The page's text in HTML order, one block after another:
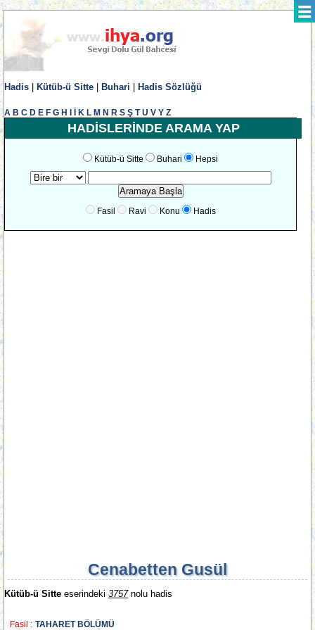
Hadis Kütüb-ü Sitte Buhari Hadis Sözlüğü
A B C D E F G H K L M N R S Ş T U V Y Z
HADİSLERİNDE ARAMA YAP
Kütüb-ü Sitte Buhari Hepsi
Fasil Ravi Konu Hadis
Cenabetten Gusül
Kütüb-ü Sitte eserindeki 3757nolu hadis
Fasil : TAHARET BÖLÜMÜ